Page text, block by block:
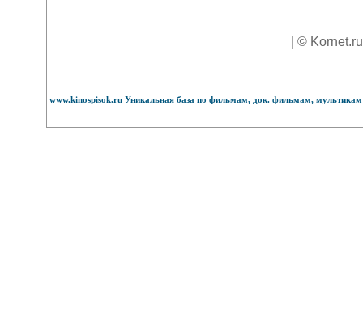
| ©
www.kinospisok.ru Уникальная база по фильмам, док. фильмам,